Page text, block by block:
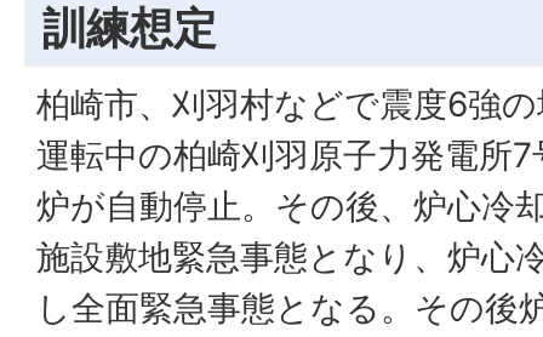
訓練想定
柏崎市、刈羽村などで震度6強
運転中の柏崎刈羽原子力発電所
炉が自動停止。その後、炉心冷
施設敷地緊急事態となり、炉心
し全面緊急事態となる。その後